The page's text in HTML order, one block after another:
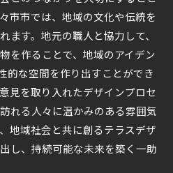
市市では、地域の文化や伝統を
ます。地元の職人と協力して、
を作ることで、地域のアイデン
的な空間を作り出すことができ
見を取り入れたデザインプロセ
れる人々に温かみのある雰囲気
地域社会と共に創るテラスデザ
し、持続可能な未来を築く一助